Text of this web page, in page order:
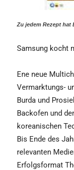
Zu jedem Rezept hat
Samsung kocht
Ene neue
Vermarktungs-
Burda und
Backofen und
koreanischen
Bis Ende des
relevanten
Erfolgsformat